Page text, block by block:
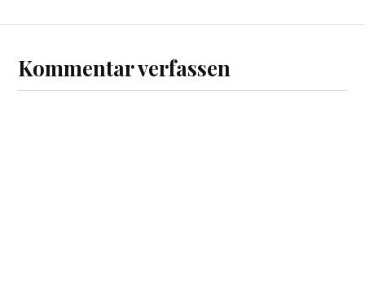
Kommentar verfassen